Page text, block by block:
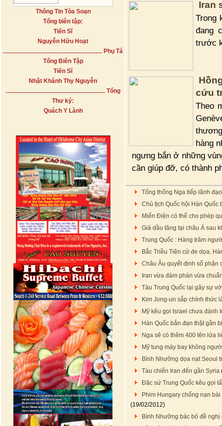
Thông Tin Tòa Soạn
Tổng biên tập:
Tiến Sĩ
Nguyễn Hữu Hoạt
Phụ Tá
Tổng Biên Tập
Tiến Sĩ
Nhật Khánh Thy Nguyễn
Tổng
Thư ký:
Quách Y Lành
Iran
Trong
đang
trước
cứu
Theo
hàng
ngưng bắn ở những
cần giúp đỡ, có thành
Tổng thống Nga tiếp lãnh
Chủ tịch Quốc hội Hàn Quốc
Miến Điện có thể cho phép
Giá dầu tăng tại châu Á sau
Trung Quốc : Hàng trăm
Bắc Triều Tiên cứ đe dọa,
Châu Âu quyết định số phận
Iran vừa đàm phán vừa
Tàu Trung Quốc lại gây sự
Kim Jong-un sắp chính thức
Mỹ kêu gọi Israel chưa đánh
Hàn Quốc bắn đạn thật gần
Nga sẽ có thêm 400 tên lửa
Mỹ tung máy bay không
Bình Nhưỡng dọa nạt Seoul
Tàu chiến Iran đến gần Syria
Đặc sứ Trung Quốc kêu gọi
Phim Hungary chống nạn
(19/02/2012)
Bình Nhưỡng bác bỏ đề